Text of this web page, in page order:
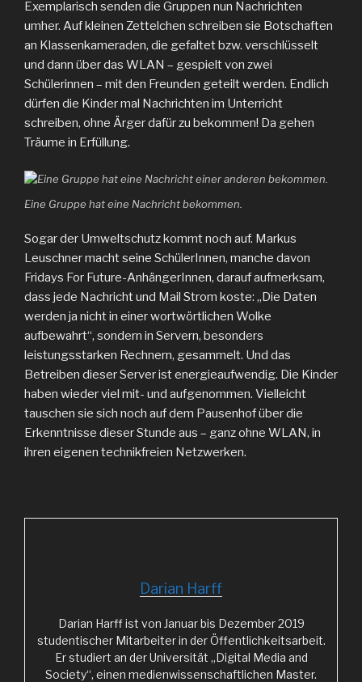
Exemplarisch senden die Gruppen nun Nachrichten
umher. Auf kleinen Zettelchen schreiben sie Botschaften
an Klassenkameraden, die gefaltet bzw. verschlüsselt
und dann über das WLAN – gespielt von zwei
Schülerinnen – mit den Freunden geteilt werden. Endlich
dürfen die Kinder mal Nachrichten im Unterricht
schreiben, ohne Ärger dafür zu bekommen! Da gehen
Träume in Erfüllung.
Eine Gruppe hat eine Nachricht bekommen.
Sogar der Umweltschutz kommt noch auf. Markus
Leuschner macht seine SchülerInnen, manche davon
Fridays For Future-AnhängerInnen, darauf aufmerksam,
dass jede Nachricht und Mail Strom koste: „Die Daten
werden ja nicht in einer wortwörtlichen Wolke
aufbewahrt“, sondern in Servern, besonders
leistungsstarken Rechnern, gesammelt. Und das
Betreiben dieser Server ist energieaufwendig. Die Kinder
haben wieder viel mit- und aufgenommen. Vielleicht
tauschen sie sich noch auf dem Pausenhof über die
Erkenntnisse dieser Stunde aus – ganz ohne WLAN, in
ihren eigenen technikfreien Netzwerken.
Darian Harff
Darian Harff ist von Januar bis Dezember 2019
studentischer Mitarbeiter in der Öffentlichkeitsarbeit.
Er studiert an der Universität „Digital Media and
Society“, einen medienwissenschaftlichen Master.